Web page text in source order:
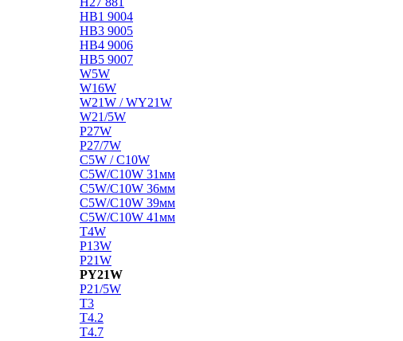
HB1 9004
HB3 9005
HB4 9006
HB5 9007
W5W
W16W
W21W / WY21W
W21/5W
P27W
P27/7W
C5W / C10W
C5W/C10W 31мм
C5W/C10W 36мм
C5W/C10W 39мм
C5W/C10W 41мм
T4W
P13W
P21W
PY21W
P21/5W
T3
T4.2
T4.7